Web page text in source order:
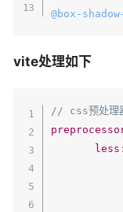
@box-
vite处理如下
// css预处理
less :